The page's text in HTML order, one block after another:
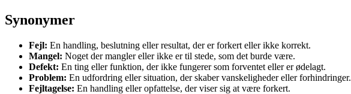
Synonymer
Fejl: En handling, beslutning eller resultat, der er forkert eller ikke korrekt.
Mangel: Noget der mangler eller ikke er til stede, som det burde være.
Defekt: En ting eller funktion, der ikke fungerer som forventet eller er ødelagt.
Problem: En udfordring eller situation, der skaber vanskeligheder eller forhindringer.
Fejltagelse: En handling eller opfattelse, der viser sig at være forkert.